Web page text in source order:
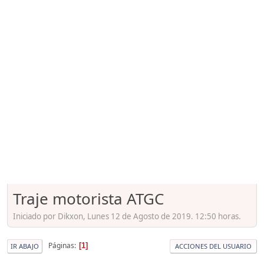
Traje motorista ATGC
Iniciado por Dikxon, Lunes 12 de Agosto de 2019. 12:50 horas.
IR ABAJO Páginas 1 ACCIONES DEL USUARIO